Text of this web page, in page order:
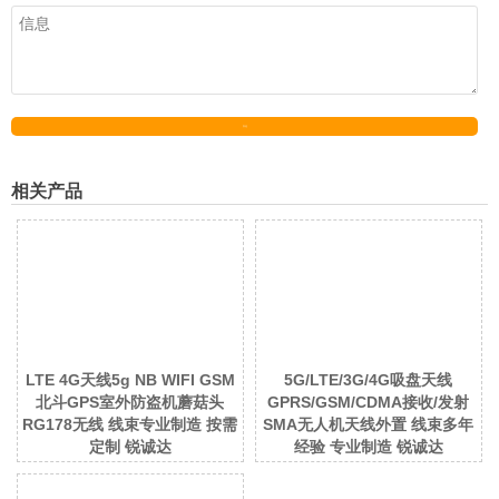
相关产品
LTE 4G天线5g NB WIFI GSM
北斗GPS室外防盗机蘑菇头
RG178无线 线束专业制造 按需
定制 锐诚达
5G/LTE/3G/4G吸盘天线
GPRS/GSM/CDMA接收/发射
SMA无人机天线外置 线束多年
经验 专业制造 锐诚达